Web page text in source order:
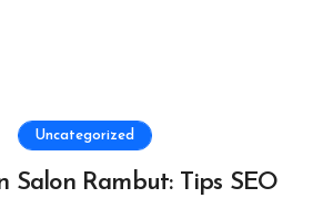
Uncategorized
Salon Rambut: Tips SEO